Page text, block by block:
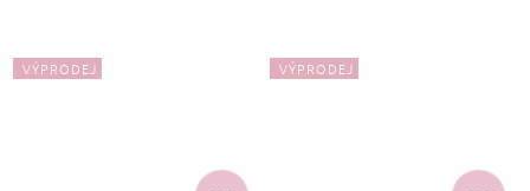
VÝPRODEJ VÝPRODEJ